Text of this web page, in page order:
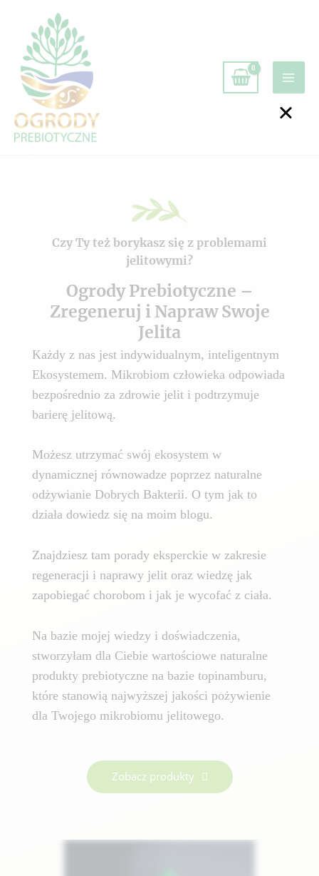
Czy Ty też borykasz się z problemami
jelitowymi?
Ogrody Prebiotyczne –
Zregeneruj i Napraw Swoje
Jelita
Każdy z nas jest indywidualnym, inteligentnym
Ekosystemem. Mikrobiom człowieka odpowiada
bezpośrednio za zdrowie jelit i podtrzymuje
barierę jelitową.
Możesz utrzymać swój ekosystem w
dynamicznej równowadze poprzez naturalne
odżywianie Dobrych Bakterii. O tym jak to
działa dowiedz się na moim blogu.
Znajdziesz tam porady eksperckie w zakresie
regeneracji i naprawy jelit oraz wiedzę jak
zapobiegać chorobom i jak je wycofać z ciała.
Na bazie mojej wiedzy i doświadczenia,
stworzyłam dla Ciebie wartościowe naturalne
produkty prebiotyczne na bazie topinamburu,
które stanowią najwyższej jakości pożywienie
dla Twojego mikrobiomu jelitowego.
Zobacz produkty